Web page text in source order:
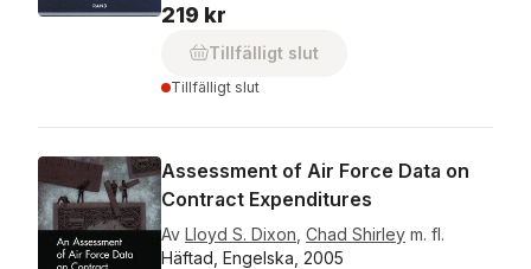
219 kr
Tillfälligt slut
Tillfälligt slut
Assessment of Air Force Data on
Contract Expenditures
Av Lloyd S. Dixon Chad Shirley m. fl.
Häftad, Engelska, 2005